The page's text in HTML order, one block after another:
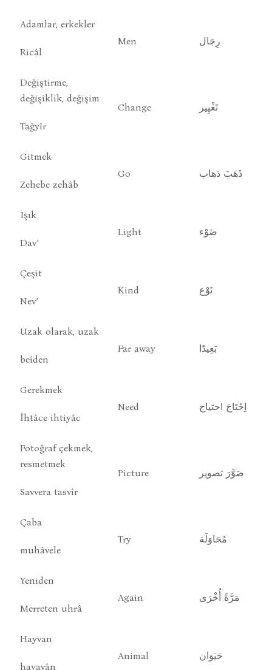
Adamlar, erkekler
Ricâl
Men رِجَال
Değiştirme,
değişiklik, değişim
Tağyîr
Change تَغْيِير
Gitmek
Zehebe zehâb
Go ذَهَبَ ذهاب
Işık
Dav’
Light ضَوْء
Çeşit
Nev’
Kind نَوْع
Uzak olarak, uzak
beîden
Far away بَعِيدًا
Gerekmek
İhtâce ihtiyâc
Need اِحْتَاجَ احتياج
Fotoğraf çekmek,
resmetmek
Savvera tasvîr
Picture صَوَّرَ تصوير
Çaba
muhâvele
Try مُحَاوَلَة
Yeniden
Merreten uhrâ
Again مَرَّةً أُخْرَى
Hayvan
hayavân
Animal حَيَوَان